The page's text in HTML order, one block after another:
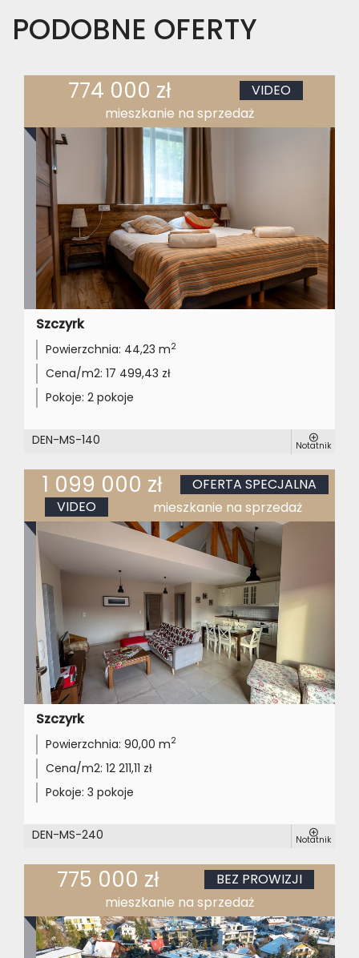
PODOBNE OFERTY
774 000 zł
VIDEO
mieszkanie na sprzedaż
Szczyrk
Powierzchnia: 44,23 m2
Cena/m2: 17 499,43 zł
Pokoje: 2 pokoje
DEN-MS-140 Notatnik
1 099 000 zł
OFERTA SPECJALNA
VIDEO
mieszkanie na sprzedaż
Szczyrk
Powierzchnia: 90,00 m2
Cena/m2: 12 211,11 zł
Pokoje: 3 pokoje
DEN-MS-240 Notatnik
775 000 zł
BEZ PROWIZJI
mieszkanie na sprzedaż